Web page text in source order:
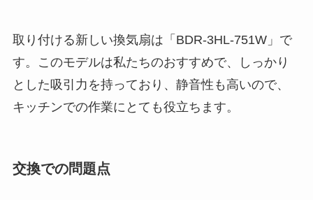
取り付ける新しい換気扇は「BDR-3HL-751W」で
す。このモデルは私たちのおすすめで、しっかり
とした吸引力を持っており、静音性も高いので、
キッチンでの作業にとても役立ちます。
交換での問題点